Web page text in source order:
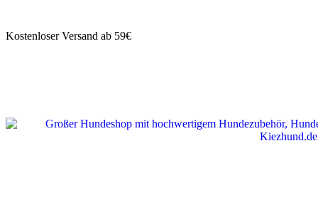
Kostenloser Versand ab 59€